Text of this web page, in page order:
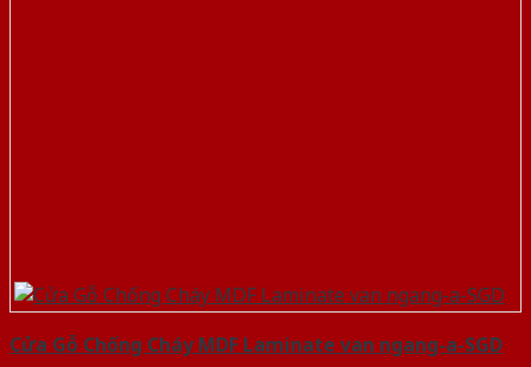
Cửa Gỗ Chống Cháy MDF Laminate van ngang-a-SGD